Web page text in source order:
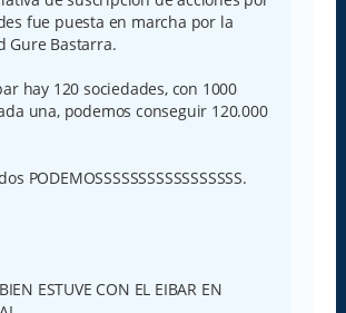
fue puesta en marcha por la
Gure Bastarra.
hay 120 sociedades, con 1000
una, podemos conseguir 120.000
PODEMOSSSSSSSSSSSSSSSSS.
ESTUVE CON EL EIBAR EN